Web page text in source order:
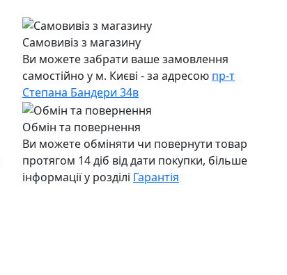
Самовивіз з магазину
Ви можете забрати ваше замовлення
самостійно у м. Києві - за адресою пр-т
Степана Бандери 34в
Обмін та повернення
Ви можете обміняти чи повернути товар
протягом 14 діб від дати покупки, більше
інформації у розділі Гарантія